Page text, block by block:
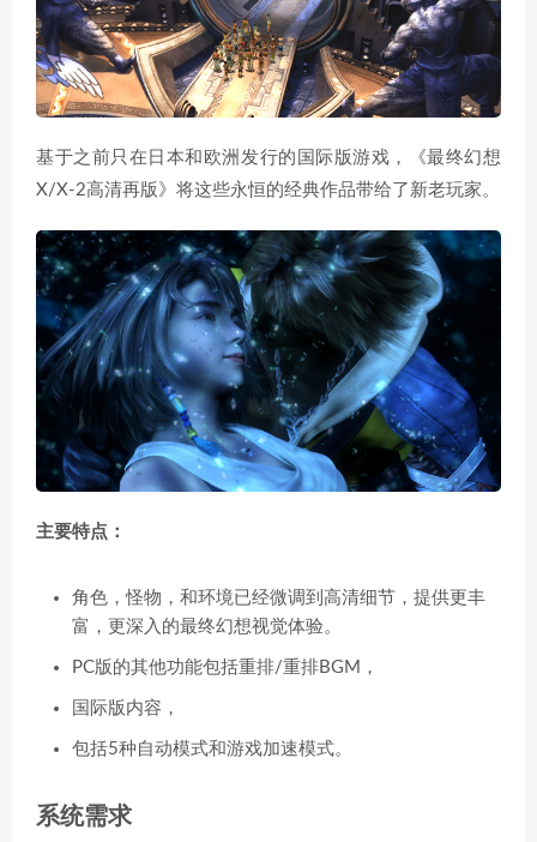
基于之前只在日本和欧洲发行的国际版游戏，《最终幻想
X/X-2高清再版》将这些永恒的经典作品带给了新老玩家。
主要特点：
角色，怪物，和环境已经微调到高清细节，提供更丰
富，更深入的最终幻想视觉体验。
PC版的其他功能包括重排/重排BGM，
国际版内容，
包括5种自动模式和游戏加速模式。
系统需求